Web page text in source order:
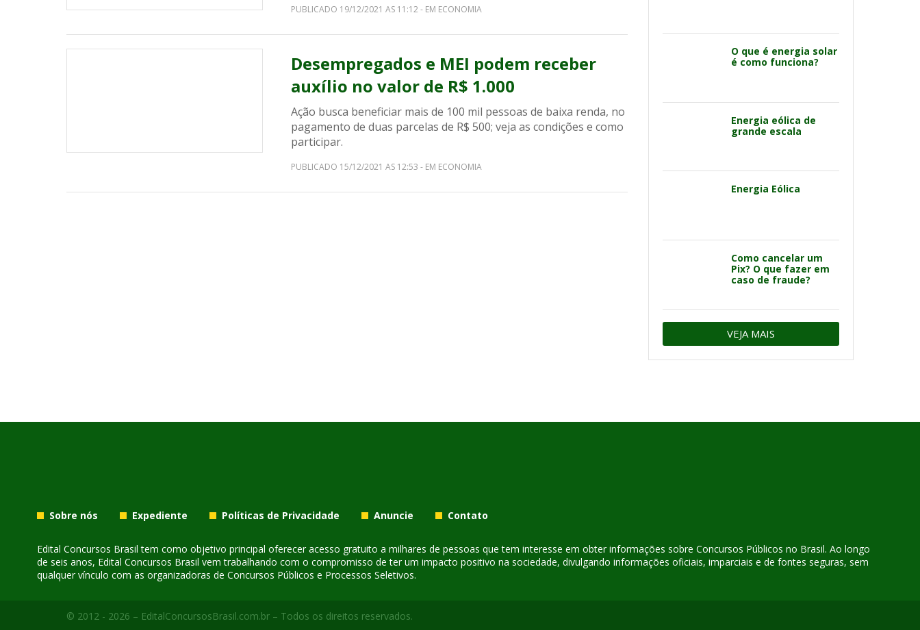
PUBLICADO 19/12/2021 AS 11:12 - EM ECONOMIA
Desempregados e MEI podem receber
auxílio no valor de R$ 1.000
Ação busca beneficiar mais de 100 mil pessoas de baixa renda, no
pagamento de duas parcelas de R$ 500; veja as condições e como
participar.
PUBLICADO 15/12/2021 AS 12:53 - EM ECONOMIA
O que é energia solar
é como funciona?
Energia eólica de
grande escala
Energia Eólica
Como cancelar um
Pix? O que fazer em
caso de fraude?
VEJA MAIS
Sobre nós Expediente Políticas de Privacidade Anuncie Contato
Edital Concursos Brasil tem como objetivo principal oferecer acesso gratuito a milhares de pessoas que tem interesse em obter informações sobre Concursos Públicos no Brasil. Ao longo
de seis anos, Edital Concursos Brasil vem trabalhando com o compromisso de ter um impacto positivo na sociedade, divulgando informações oficiais, imparciais e de fontes seguras, sem
qualquer vínculo com as organizadoras de Concursos Públicos e Processos Seletivos.
© 2012 - 2026 – EditalConcursosBrasil.com.br – Todos os direitos reservados.